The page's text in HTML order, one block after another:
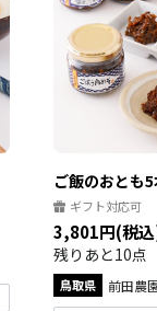
ご飯のおとも
ギフト対応可
3,801円(税
残りあと10点
鳥取県 前田農